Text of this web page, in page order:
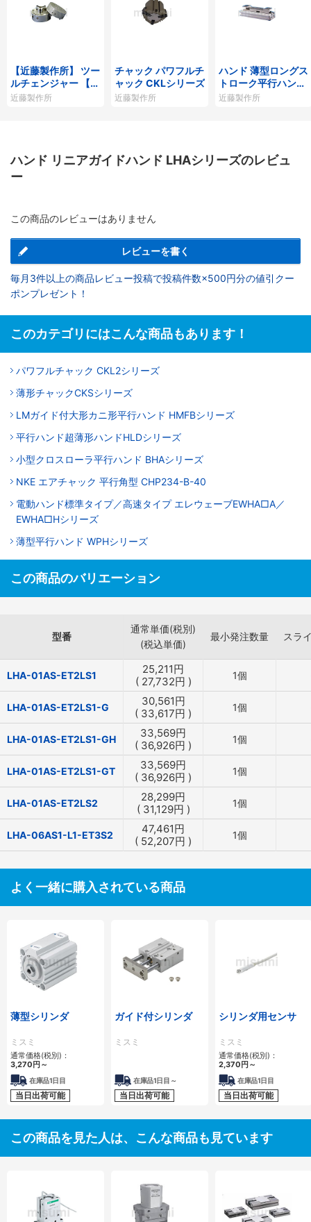
【近藤製作所】 ツー
ルチェンジャー 【オ
ートハンドチェンジ
近藤製作所
チャック パワフルチ
ャック CKLシリーズ
近藤製作所
ハンド 薄型ロングス
トローク平行ハンド
HLCシリーズ
近藤製作所
ハンド リニアガイドハンド LHAシリーズのレビュ
ー
この商品のレビューはありません
レビューを書く
毎月3件以上の商品レビュー投稿で投稿件数×500円分の値引クー
ポンプレゼント！
このカテゴリにはこんな商品もあります！
パワフルチャック CKL2シリーズ
薄形チャックCKSシリーズ
LMガイド付大形カニ形平行ハンド HMFBシリーズ
平行ハンド超薄形ハンドHLDシリーズ
小型クロスローラ平行ハンド BHAシリーズ
NKE エアチャック 平行角型 CHP234-B-40
電動ハンド標準タイプ／高速タイプ エレウェーブEWHA□A／
EWHA□Hシリーズ
薄型平行ハンド WPHシリーズ
この商品のバリエーション
型番
通常単価(税別)
(税込単価)
最小発注数量 スラ
LHA-01AS-ET2LS1 25,211円
( 27,732円 ) 1個
LHA-01AS-ET2LS1-G 30,561円
( 33,617円 ) 1個
LHA-01AS-ET2LS1-GH 33,569円
( 36,926円 ) 1個
LHA-01AS-ET2LS1-GT 33,569円
( 36,926円 ) 1個
LHA-01AS-ET2LS2 28,299円
( 31,129円 ) 1個
LHA-06AS1-L1-ET3S2 47,461円
( 52,207円 ) 1個
よく一緒に購入されている商品
薄型シリンダ
ミスミ
通常価格(税別)：
3,270 円 ～
在庫品1日目
当日出荷可能
ガイド付シリンダ
ミスミ
在庫品1日目～
当日出荷可能
シリンダ用センサ
ミスミ
通常価格(税別)：
2,370 円 ～
在庫品1日目
当日出荷可能
この商品を見た人は、こんな商品も見ています